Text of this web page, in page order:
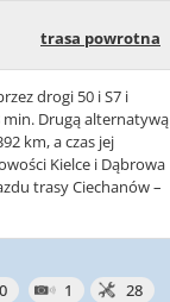
trasa powrotna
drogi 50 i S7 i
min. Drugą alternatywą
km, a czas jej
Kielce i Dąbrowa
trasy Ciechanów –
1 28